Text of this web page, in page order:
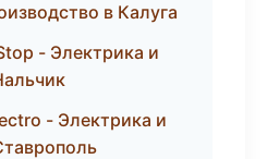
в Калуга
- Электрика и
- Электрика и